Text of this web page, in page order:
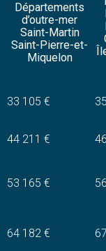
Départements
d’outre-mer
Saint-Martin
Saint-Pierre-et-
Miquelon
33 105 €
44 211 €
53 165 €
64 182 €